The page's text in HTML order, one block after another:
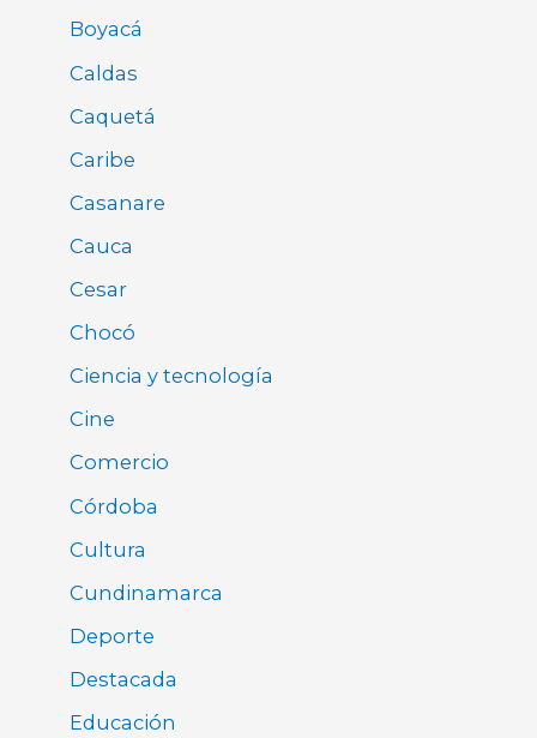
Boyacá
Caldas
Caquetá
Caribe
Casanare
Cauca
Cesar
Chocó
Ciencia y tecnología
Cine
Comercio
Córdoba
Cultura
Cundinamarca
Deporte
Destacada
Educación